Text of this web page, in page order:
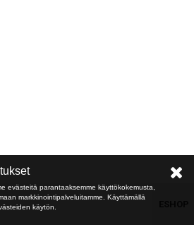
evästeitä parantaaksemme käyttökokemusta,
markkinointipalveluitamme. Käyttämällä
käytön.